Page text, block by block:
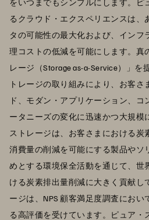
るクラウド・エクスペリエンスは、
タの可能性の最大化および、インフ
理コストの低減を可能にします。真
レージ（Storage as-a-Service）」を
トレージの取り組みにより、お客さ
ド、モダン・アプリケーション、
ータニーズの変化に迅速かつ大規模
ストレージは、お客さまにおける炭
消費量の削減を可能にする製品やソ
めとする環境保全活動を通じて、世
ける炭素排出量削減に大きく貢献し
ージは、NPS 顧客満足度調査におい
る高評価を受けています。ピュア・